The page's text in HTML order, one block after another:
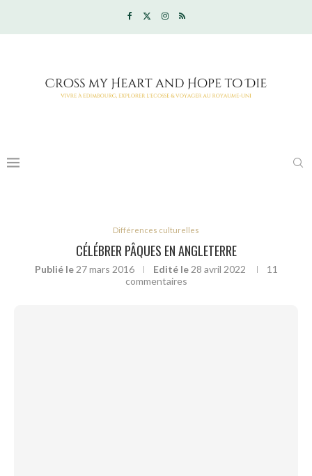
Différences culturelles
CÉLÉBRER PÂQUES EN ANGLETERRE
Publié le 27 mars 2016 Edité le 28 avril 2022
11
commentaires